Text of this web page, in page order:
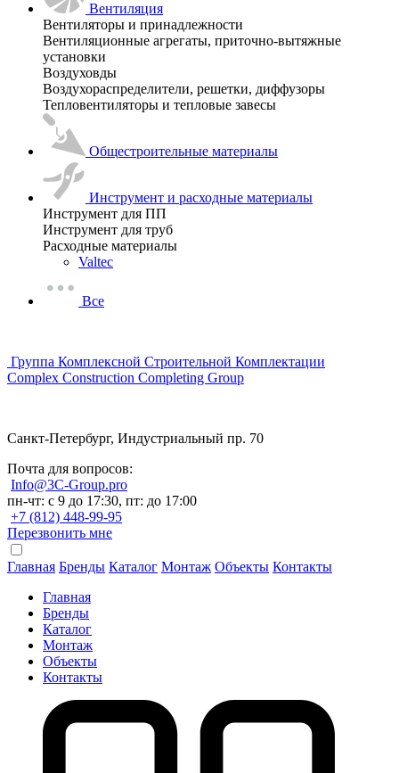
Вентиляция
Вентиляторы и принадлежности
Вентиляционные агрегаты, приточно-вытяжные
установки
Воздуховды
Воздухораспределители, решетки, диффузоры
Тепловентиляторы и тепловые завесы
Общестроительные материалы
Инструмент и расходные материалы
Инструмент для ПП
Инструмент для труб
Расходные материалы
Valtec
Все
Группа Комплексной Строительной Комплектации
Complex Construction Completing Group
Санкт-Петербург, Индустриальный пр. 70
Почта для вопросов:
Info@3C-Group.pro
пн-чт: с 9 до 17:30, пт: до 17:00
+7 (812) 448-99-95
Перезвонить мне
Главная Бренды Каталог Монтаж Объекты Контакты
Главная
Бренды
Каталог
Монтаж
Объекты
Контакты